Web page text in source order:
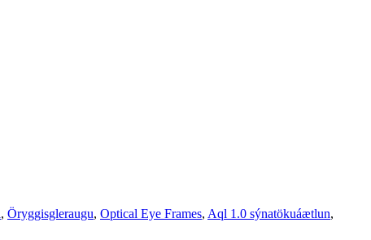
, Öryggisgleraugu, Optical Eye Frames, Aql 1.0 sýnatökuáætlun,